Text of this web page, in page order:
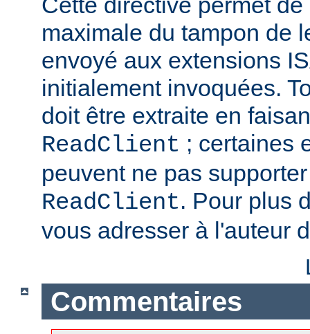
maximale du tampon de
envoyé aux extensions
initialement invoquées.
doit être extraite en
ReadClient ; certaines
peuvent ne pas
ReadClient. Pour plus
vous adresser à l'auteur
Commentaires